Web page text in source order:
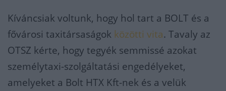
Kíváncsiak voltunk, hogy hol tart a BOLT és a
fővárosi taxitársaságok közötti vita. Tavaly az
OTSZ kérte, hogy tegyék semmissé azokat
személytaxi-szolgáltatási engedélyeket,
amelyeket a Bolt HTX Kft-nek és a velük